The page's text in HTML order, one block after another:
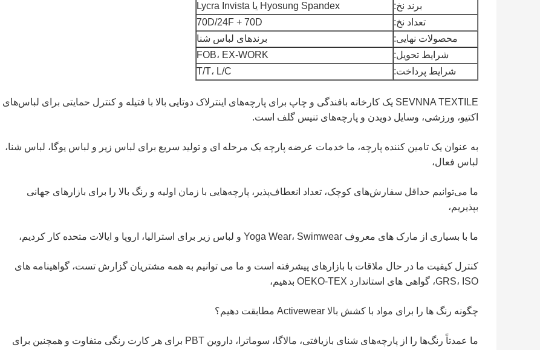
برند نخ:
Hyosung Spandex یا Lycra Invista
تعداد نخ:
70D/24F + 70D
محصولات نهایی:
برندهای لباس شنا
شرایط تحویل:
FOB، EX-WORK
شرایط پرداخت:
T/T، L/C
SEVNNA TEXTILE یک کارخانه بافندگی و چاپ برای پارچه‌های اینترلاک دوتایی بالا با فتیله و کنترل حمایتی برای لباس‌های
اکتیو، ورزشی، وسایل دویدن و پارچه‌های تنیس گلف است.
به عنوان یک تامین کننده پارچه، ما خدمات عرضه پارچه یک مرحله ای و تولید سریع برای لباس زیر و لباس یوگا، لباس شنا،
لباس فعال،
ما می‌توانیم حداقل سفارش‌های کوچک، تعداد انعطاف‌پذیر، پارچه‌هایی با زمان اولیه و رنگ بالا را برای بازارهای جهانی
بپذیریم،
ما با بسیاری از مارک های معروف Yoga Wear، Swimwear و لباس زیر برای استرالیا، اروپا و ایالات متحده کار کردیم،
کنترل کیفیت ما در حال ملاقات با بازارهای پیشرفته است و ما می توانیم به همه مشتریان گزارش تست، گواهینامه های
GRS، ISO، گواهی های استاندارد OEKO-TEX بدهیم،
چگونه رنگ ها را برای مواد با کشش بالا Activewear مطابقت دهیم؟
ما عمدتاً رنگ‌ها را از پارچه‌های شنای بازیافتی، مالاگا، سوماترا، داروین PBT برای هر کارت رنگی متفاوت و همچنین برای